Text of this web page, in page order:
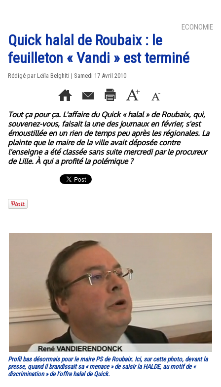
ECONOMIE
Quick halal de Roubaix : le
feuilleton « Vandi » est terminé
Rédigé par Leïla Belghiti | Samedi 17 Avril 2010
Tout ça pour ça. L'affaire du Quick « halal » de Roubaix, qui,
souvenez-vous, faisait la une des journaux en février, s'est
émoustillée en un rien de temps peu après les régionales. La
plainte que le maire de la ville avait déposée contre
l'enseigne a été classée sans suite mercredi par le procureur
de Lille. À qui a profité la polémique ?
Profil bas désormais pour le maire PS de Roubaix. Ici, sur cette photo, devant la
presse, quand il brandissait sa « menace » de saisir la HALDE, au motif de «
discrimination » de l'offre halal de Quick.